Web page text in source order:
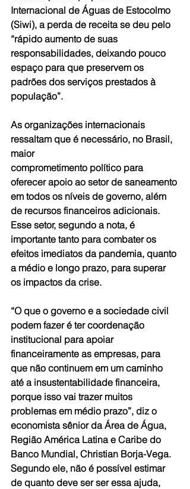
Internacional de Águas de Estocolmo
(Siwi), a perda de receita se deu pelo
“rápido aumento de suas
responsabilidades, deixando pouco
espaço para que preservem os
padrões dos serviços prestados à
população”.
As organizações internacionais
ressaltam que é necessário, no Brasil,
maior
comprometimento político para
oferecer apoio ao setor de saneamento
em todos os níveis de governo, além
de recursos financeiros adicionais.
Esse setor, segundo a nota, é
importante tanto para combater os
efeitos imediatos da pandemia, quanto
a médio e longo prazo, para superar
os impactos da crise.
“O que o governo e a sociedade civil
podem fazer é ter coordenação
institucional para apoiar
financeiramente as empresas, para
que não continuem em um caminho
até a insustentabilidade financeira,
porque isso vai trazer muitos
problemas em médio prazo”, diz o
economista sênior da Área de Água,
Região América Latina e Caribe do
Banco Mundial, Christian Borja-Vega.
Segundo ele, não é possível estimar
de quanto deve ser ser essa ajuda,